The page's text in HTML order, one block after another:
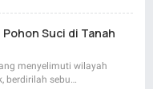
Suci di Tanah
menyelimuti wilayah
berdirilah sebu…